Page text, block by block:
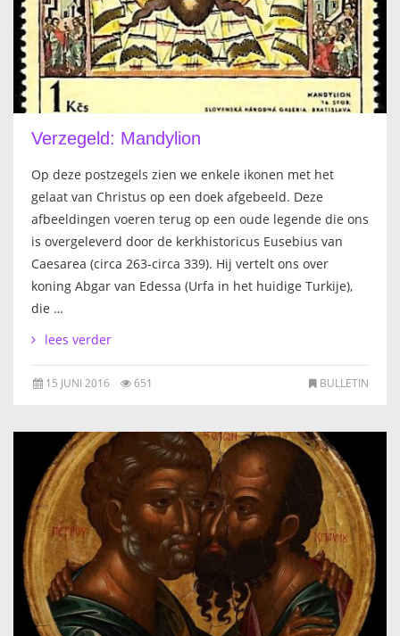
ENGLISH
FRANÇAIS
Verzegeld: Mandylion
Op deze postzegels zien we enkele ikonen met het
gelaat van Christus op een doek afgebeeld. Deze
afbeeldingen voeren terug op een oude legende die ons
is overgeleverd door de kerkhistoricus Eusebius van
Caesarea (circa 263-circa 339). Hij vertelt ons over
koning Abgar van Edessa (Urfa in het huidige Turkije),
die …
lees verder
BULLETIN
15 JUNI 2016 651